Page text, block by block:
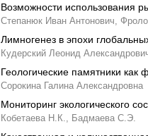
Возможности использования
Степанюк Иван Антонович,
Лимногенез в эпохи
Кудерский Леонид
Геологические памятники как
Сорокина Галина Александровна
Мониторинг экологического
Кобетаева Н.К., Бадмаева С.Э.